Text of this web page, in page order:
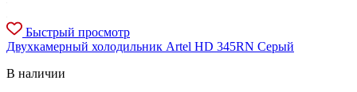
Быстрый просмотр
Двухкамерный холодильник Artel HD 345RN Серый
В наличии